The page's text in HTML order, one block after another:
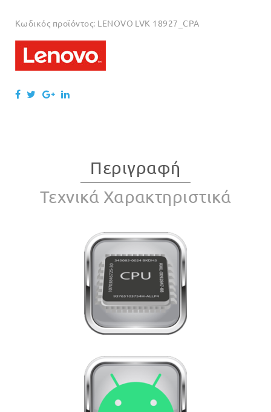
Κωδικός προϊόντος: LENOVO LVK 18927_CPA
Περιγραφή
Τεχνικά Χαρακτηριστικά